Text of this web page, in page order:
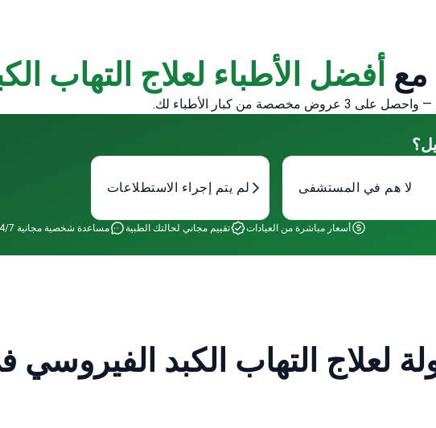
أفضل الأطباء لعلاج التهاب
مخصصة من كبار الأطباء لك.
لا هم في المستشفى لم يتم إجراء الاستطلاعات
أسعار مباشرة من العيادات تقييم مجاني لحالتك الطبية مساعدة شخصية مجانية 24/7
لعلاج التهاب الكبد الفيروسي